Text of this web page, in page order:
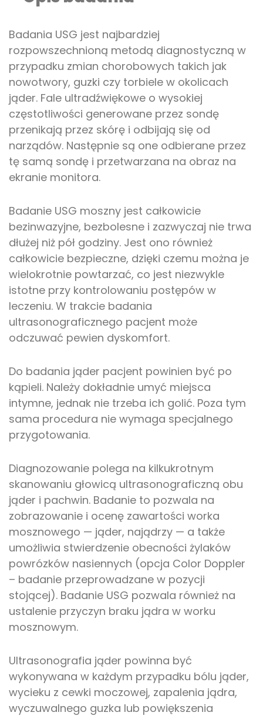
Badania USG jest najbardziej
rozpowszechnioną metodą diagnostyczną w
przypadku zmian chorobowych takich jak
nowotwory, guzki czy torbiele w okolicach
jąder. Fale ultradźwiękowe o wysokiej
częstotliwości generowane przez sondę
przenikają przez skórę i odbijają się od
narządów. Następnie są one odbierane przez
tę samą sondę i przetwarzana na obraz na
ekranie monitora.
Badanie USG moszny jest całkowicie
bezinwazyjne, bezbolesne i zazwyczaj nie trwa
dłużej niż pół godziny. Jest ono również
całkowicie bezpieczne, dzięki czemu można je
wielokrotnie powtarzać, co jest niezwykle
istotne przy kontrolowaniu postępów w
leczeniu. W trakcie badania
ultrasonograficznego pacjent może
odczuwać pewien dyskomfort.
Do badania jąder pacjent powinien być po
kąpieli. Należy dokładnie umyć miejsca
intymne, jednak nie trzeba ich golić. Poza tym
sama procedura nie wymaga specjalnego
przygotowania.
Diagnozowanie polega na kilkukrotnym
skanowaniu głowicą ultrasonograficzną obu
jąder i pachwin. Badanie to pozwala na
zobrazowanie i ocenę zawartości worka
mosznowego — jąder, najądrzy — a także
umożliwia stwierdzenie obecności żylaków
powrózków nasiennych (opcja Color Doppler
– badanie przeprowadzane w pozycji
stojącej). Badanie USG pozwala również na
ustalenie przyczyn braku jądra w worku
mosznowym.
Ultrasonografia jąder powinna być
wykonywana w każdym przypadku bólu jąder,
wycieku z cewki moczowej, zapalenia jądra,
wyczuwalnego guzka lub powiększenia